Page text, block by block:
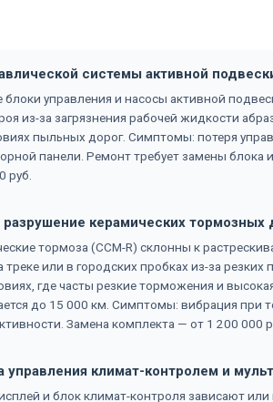
системы активной
блоки управления и насосы активной
из-за загрязнения рабочей жидкости
пыльных дорог. Симптомы: потеря
панели. Ремонт требует замены блока
руб.
разрушение керамических тормозных
тормоза (CCM-R) склонны к
треке или в городских пробках из-за резких
где часты резкие торможения и
до 15 000 км. Симптомы: вибрация при
Замена комплекта — от 1 200 000
управления климат-контролем и
и блок климат-контроля зависают или